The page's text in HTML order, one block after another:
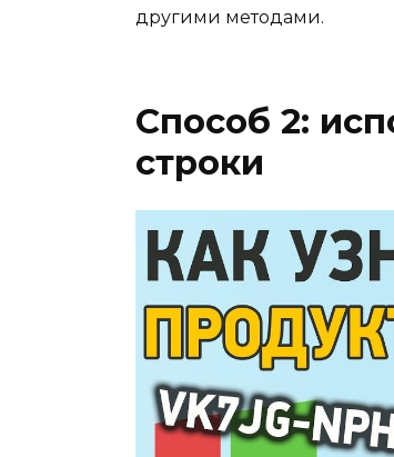
другими методами.
Способ 2:
строки